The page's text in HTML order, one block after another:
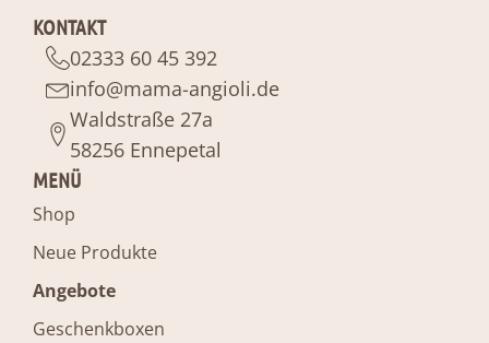
KONTAKT
02333 60 45 392
info@mama-angioli.de
Waldstraße 27a
58256 Ennepetal
MENÜ
Shop
Neue Produkte
Angebote
Geschenkboxen